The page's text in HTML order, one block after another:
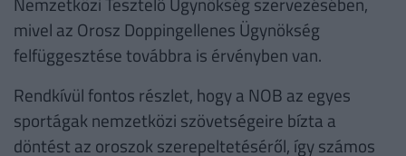
mivel az Orosz Doppingellenes Ügynökség
felfüggesztése továbbra is érvényben van.
Rendkívül fontos részlet, hogy a NOB az egyes
sportágak nemzetközi szövetségeire bízta a
döntést az oroszok szerepeltetéséről, így számos